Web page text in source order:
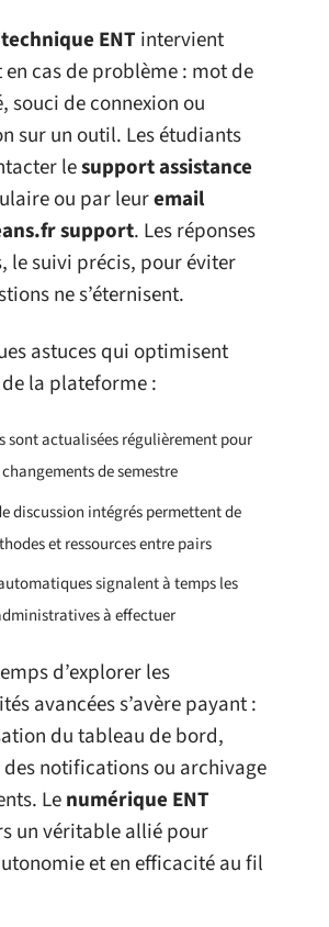
ENT intervient
cas de problème : mot de
souci de connexion ou
sur un outil. Les étudiants
lesupport assistance
ou par leuremail
support. Les réponses
le suivi précis, pour éviter
ne s’éternisent.
astuces qui optimisent
la plateforme :
sont actualisées régulièrement pour
de semestre
discussion intégrés permettent de
et ressources entre pairs
signalent à temps les
à effectuer
d’explorer les
avancées s’avère payant :
du tableau de bord,
notifications ou archivage
Lenumérique ENT
un véritable allié pour
et en efficacité au fil